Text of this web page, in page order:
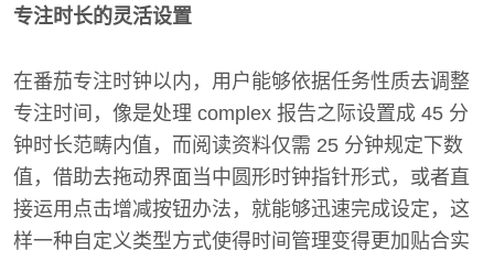
专注时长的灵活设置
在番茄专注时钟以内，用户能够依据任务性质去调整
专注时间，像是处理 complex 报告之际设置成 45 分
钟时长范畴内值，而阅读资料仅需 25 分钟规定下数
值，借助去拖动界面当中圆形时钟指针形式，或者直
接运用点击增减按钮办法，就能够迅速完成设定，这
样一种自定义类型方式使得时间管理变得更加贴合实